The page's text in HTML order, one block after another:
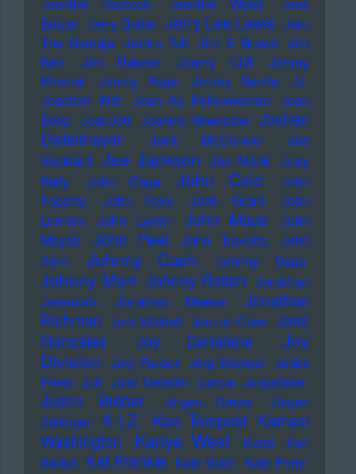
Balzer Jerry Butler Jerry Lee Lewis Jeru
The Damaja Jethro Tull Jim E Brown Jim
Kerr
Jim Rakete Jimmy Cliff
Jimmy
Kimmel
Jimmy Page Jimmy Savile
JJ
Joachim Witt Joan As Policewoman Joan
Baez JoanJett Joanna Newsome Jochen
Distelmayer
Jock McDonald
Joe
Goddard Joe Jackson Joe Meek Joey
Kelly
John Cage John Cale
John
Fogerty
John Foxx John Grant
John
Lennon
John Lydon John Maus
John
Mayall
John Peel John Travolta
John
Zorn
Johnny Cash Johnny Depp
Johnny Marr Johnny Rotten Jonathan
Jeremiah
Jonathan Meese
Jonathan
Richman Joni Mitchell Jonzun Crew Jose
Gonzales
Joy Denalane
Joy
Division Jörg Fauser Jörg Stempel Judas
Priest Juli Julia Meladin Jumpa Jungstötter
Justin Bieber Jürgen Drews
Jürgen
Zeltinger
K.I.Z. Kae Tempest Kamasi
Washington
Kanye West Karat
Karl
Bartos Kat Frankie Kate Bush Kate Perry